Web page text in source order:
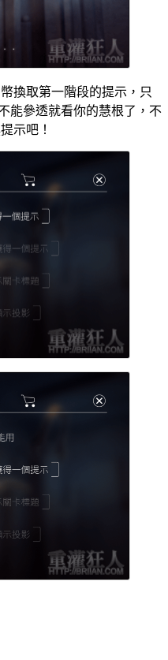
換取第一階段的提示，只
能參透就看你的慧根了，不
示吧！